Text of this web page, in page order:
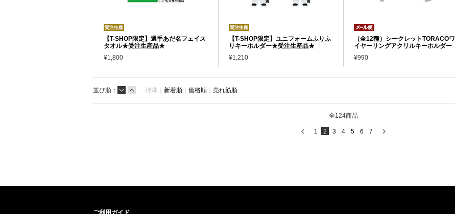
【T-SHOP限定】選手あだ名フェイス
タオル★受注生産品★
¥1,800
【T-SHOP限定】ユニフォームふりふ
りキーホルダー★受注生産品★
¥1,210
（全12種）シークレットTORACOワ
イヤーリングアクリルキーホルダー
¥990
並び順： 標準｜ 新着順 ｜ 価格順 ｜ 売れ筋順
全124商品
1 2 3 4 5 6 7
ご利用ガイド